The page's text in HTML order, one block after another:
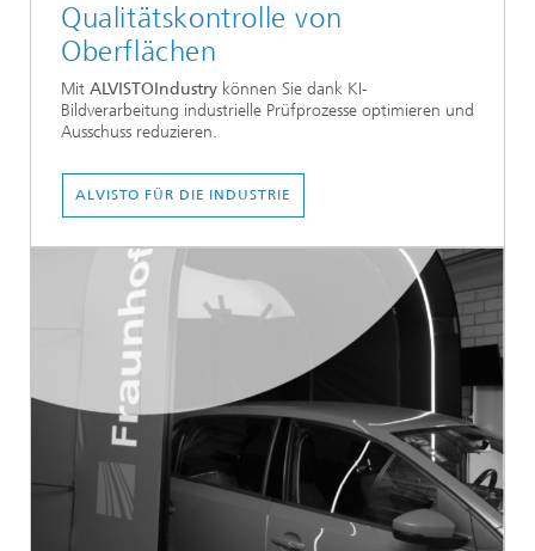
Qualitätskontrolle von
Oberflächen
Mit ALVISTOIndustry können Sie dank KI-
Bildverarbeitung industrielle Prüfprozesse optimieren und
Ausschuss reduzieren.
ALVISTO FÜR DIE INDUSTRIE